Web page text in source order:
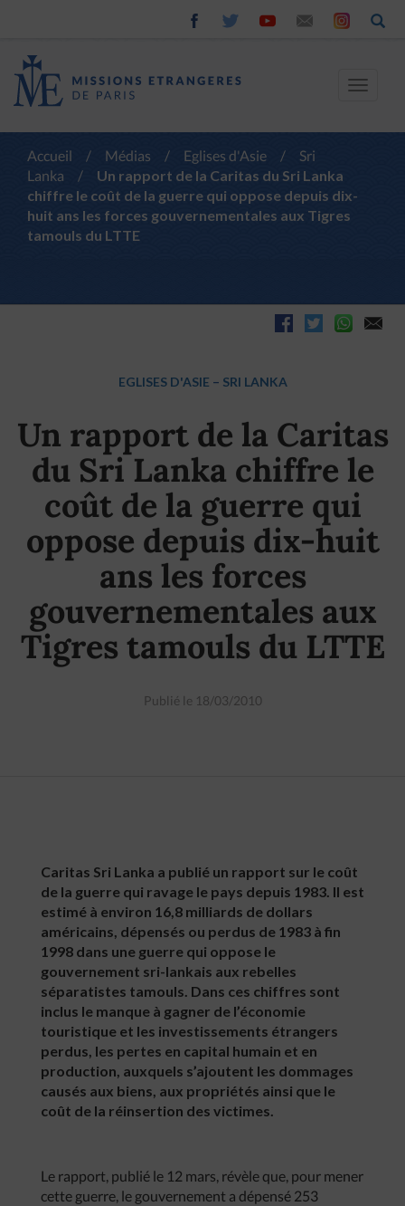
Toggle
Accueil / Médias / Eglises d'Asie /
Sri
Lanka
/
Un rapport de la Caritas du Sri Lanka
chiffre le coût de la guerre qui oppose depuis dix-
huit ans les forces gouvernementales aux Tigres
tamouls du LTTE
EGLISES D'ASIE – SRI LANKA
Un rapport de la Caritas
du Sri Lanka chiffre le
coût de la guerre qui
oppose depuis dix-huit
ans les forces
gouvernementales aux
Tigres tamouls du LTTE
Publié le 18/03/2010
Caritas Sri Lanka a publié un rapport sur le coût
de la guerre qui ravage le pays depuis 1983. Il est
estimé à environ 16,8 milliards de dollars
américains, dépensés ou perdus de 1983 à fin
1998 dans une guerre qui oppose le
gouvernement sri-lankais aux rebelles
séparatistes tamouls. Dans ces chiffres sont
inclus le manque à gagner de l’économie
touristique et les investissements étrangers
perdus, les pertes en capital humain et en
production, auxquels s’ajoutent les dommages
causés aux biens, aux propriétés ainsi que le
coût de la réinsertion des victimes.
Le rapport, publié le 12 mars, révèle que, pour mener
cette guerre, le gouvernement a dépensé 253